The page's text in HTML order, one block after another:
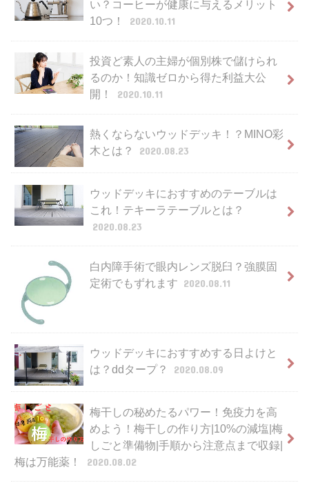
い？コーヒーが健康に与えるメリット
10つ！
2020.10.11
投資ど素人の主婦が個別株で儲けられ
るのか！知識ゼロから得た利益大公
開！
2020.10.11
熱くならないウッドデッキ！？MINO彩
木とは？
2020.08.23
ウッドデッキにおすすめのテーブルは
これ！テキーラテーブルとは？
2020.08.23
白内障手術で眼内レンズ脱臼？強膜固
定術でもずれます 2020.08.11
ウッドデッキにおすすめする日よけと
は？ddタープ？
2020.08.09
梅干しの秘めたるパワー！免疫力を高
めよう！梅干しの作り方|10%の減塩|梅
しごと準備物|手順から注意点まで収録|
梅は万能薬！
2020.08.02